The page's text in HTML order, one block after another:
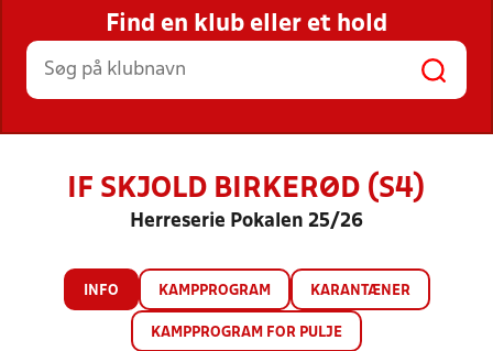
STILLINGER, RESULTATER, KLUBBER OG
HOLD
Find en klub eller et hold
IF SKJOLD BIRKERØD (S4)
Herreserie Pokalen 25/26
INFO KAMPPROGRAM KARANTÆNER
KAMPPROGRAM FOR PULJE